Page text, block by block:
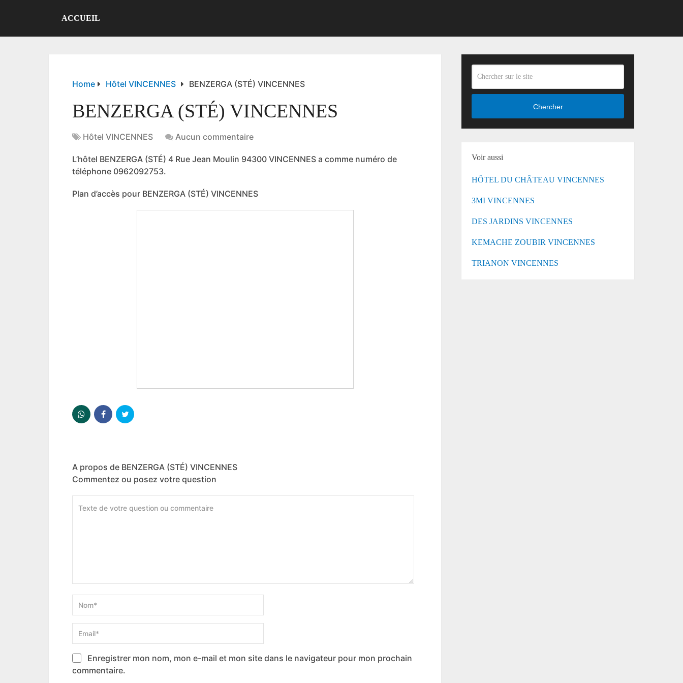
ACCUEIL
Home Hôtel VINCENNES BENZERGA (STÉ) VINCENNES
BENZERGA (STÉ) VINCENNES
Hôtel VINCENNES Aucun commentaire
L’hôtel BENZERGA (STÉ) 4 Rue Jean Moulin 94300 VINCENNES a comme numéro de
téléphone 0962092753.
Plan d’accès pour BENZERGA (STÉ) VINCENNES
A propos de BENZERGA (STÉ) VINCENNES
Commentez ou posez votre question
Enregistrer mon nom, mon e-mail et mon site dans le navigateur pour mon prochain
commentaire.
Chercher
Voir aussi
HÔTEL DU CHÂTEAU VINCENNES
3MI VINCENNES
DES JARDINS VINCENNES
KEMACHE ZOUBIR VINCENNES
TRIANON VINCENNES